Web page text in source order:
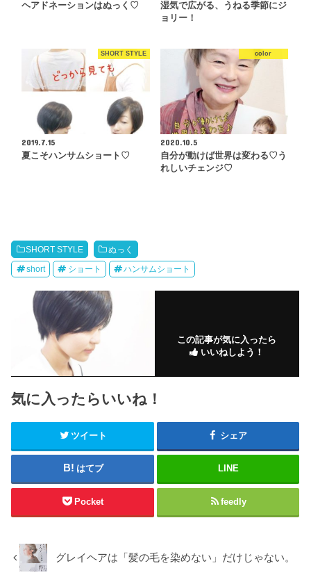
ヘアドネーションはぬっく♡
湿気で広がる、うねる季節にジ
ョリー！
SHORT STYLE
2019.7.15
夏こそハンサムショート♡
color
2020.10.5
自分が動けば世界は変わる♡う
れしいチェンジ♡
SHORT STYLE ぬっく
short ショート ハンサムショート
この記事が気に入ったら
いいねしよう！
気に入ったらいいね！
ツイート シェア
はてブ LINE
Pocket feedly
グレイヘアは「髪の毛を染めない」だけじゃない。